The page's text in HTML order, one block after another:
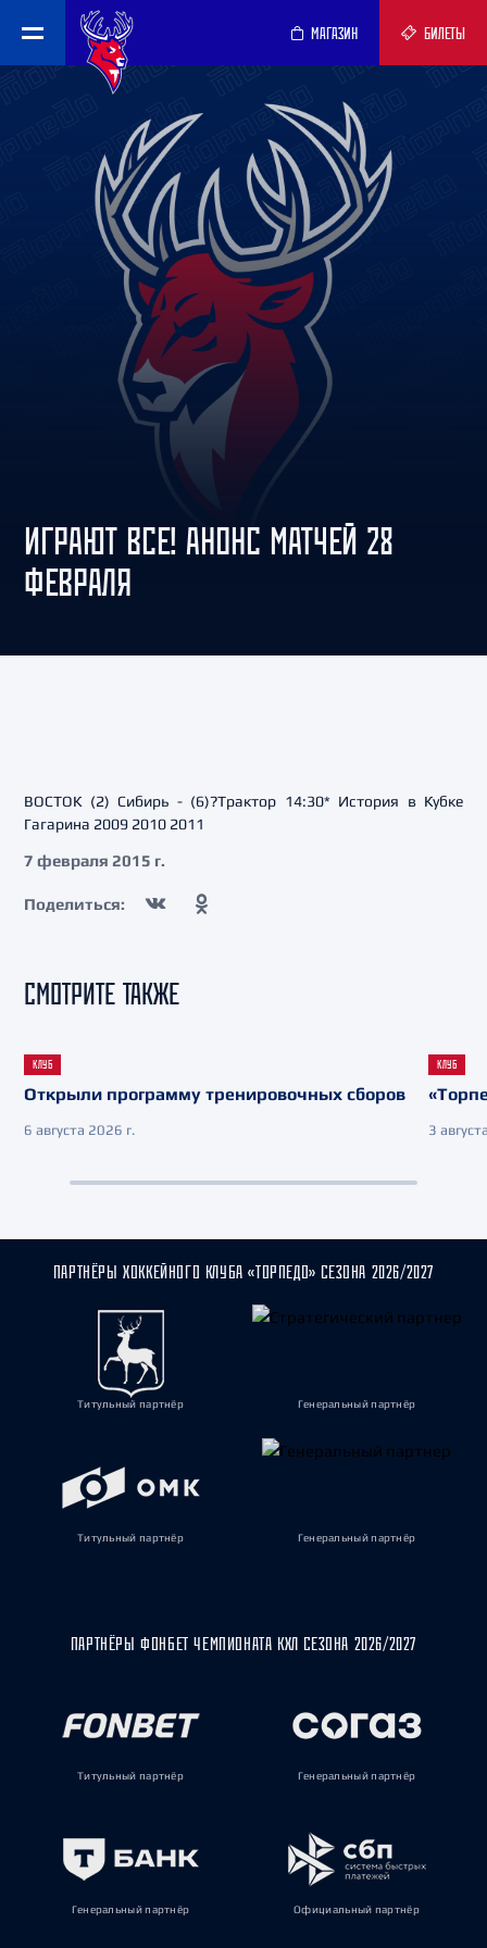
МАГАЗИН БИЛЕТЫ
ИГРАЮТ ВСЕ! АНОНС МАТЧЕЙ 28
ФЕВРАЛЯ
ВОСТОК (2) Сибирь - (6)?Трактор 14:30* История в Кубке
Гагарина 2009 2010 2011
7 февраля 2015 г.
Поделиться:
СМОТРИТЕ ТАКЖЕ
КЛУБ
Открыли программу тренировочных сборов
6 августа 2026 г.
КЛУБ
3
ПАРТНЁРЫ ХОККЕЙНОГО КЛУБА «ТОРПЕДО» СЕЗОНА 2026/2027
Титульный партнёр Генеральный партнёр
Титульный партнёр Генеральный партнёр
ПАРТНЁРЫ ФОНБЕТ ЧЕМПИОНАТА КХЛ СЕЗОНА 2026/2027
Титульный партнёр Генеральный партнёр
Генеральный партнёр Официальный партнёр